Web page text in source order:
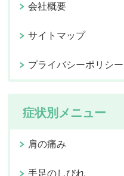
会社概要
サイトマップ
プライバシーポリシー
症状別メニュー
肩の痛み
手足のしびれ